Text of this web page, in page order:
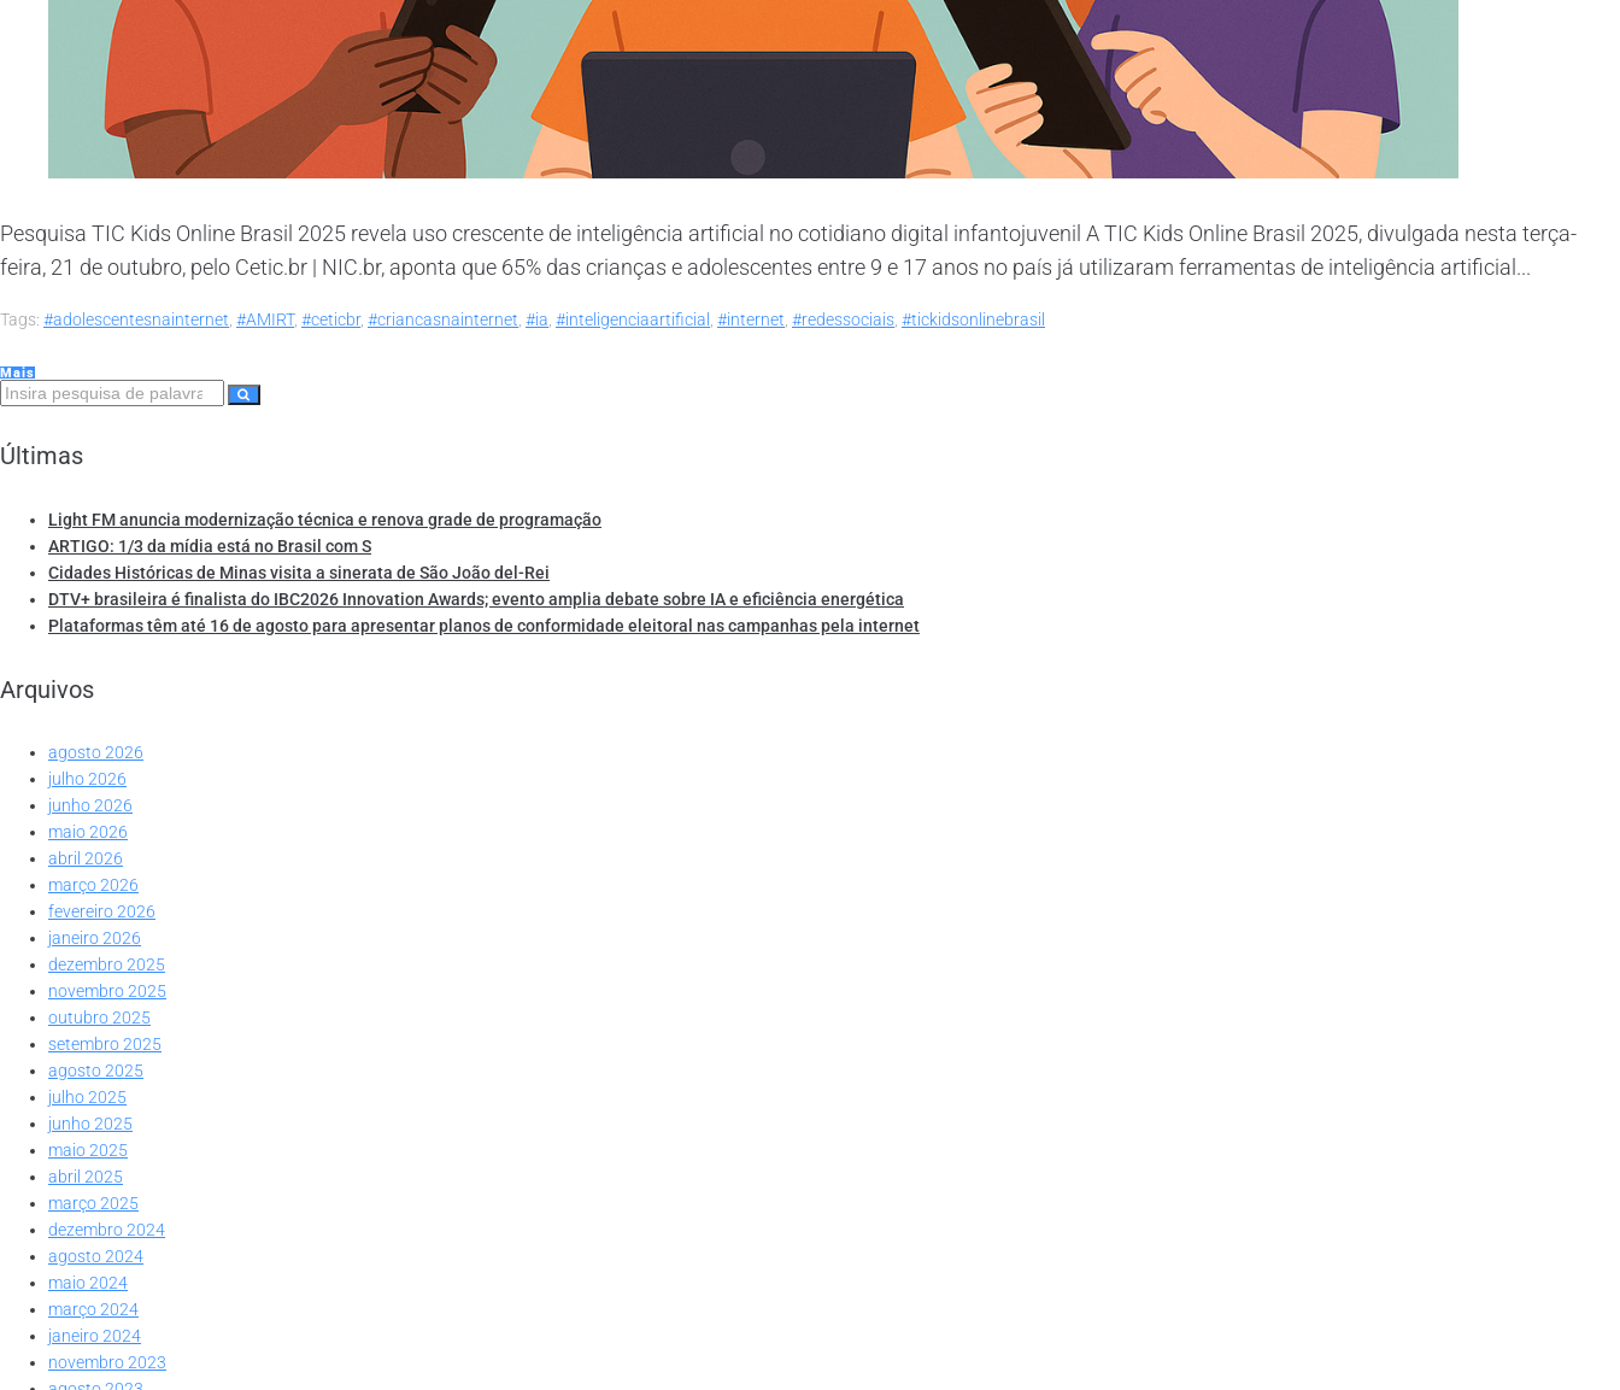
Pesquisa TIC Kids Online Brasil 2025 revela uso crescente de inteligência artificial no cotidiano digital infantojuvenil A TIC Kids Online Brasil 2025, divulgada nesta terça-
feira, 21 de outubro, pelo Cetic.br | NIC.br, aponta que 65% das crianças e adolescentes entre 9 e 17 anos no país já utilizaram ferramentas de inteligência artificial...
Tags: #adolescentesnainternet #AMIRT, #ceticbr, #criancasnainternet #ia #inteligenciaartificial #internet #redessociais #tickidsonlinebrasil
Mais
Últimas
Light FM anuncia modernização técnica e renova grade de programação
ARTIGO: 1/3 da mídia está no Brasil com S
Cidades Históricas de Minas visita a sinerata de São João del-Rei
DTV+ brasileira é finalista do IBC2026 Innovation Awards; evento amplia debate sobre IA e eficiência energética
Plataformas têm até 16 de agosto para apresentar planos de conformidade eleitoral nas campanhas pela internet
Arquivos
agosto 2026
julho 2026
junho 2026
maio 2026
abril 2026
março 2026
fevereiro 2026
janeiro 2026
dezembro 2025
novembro 2025
outubro 2025
setembro 2025
agosto 2025
julho 2025
junho 2025
maio 2025
abril 2025
março 2025
dezembro 2024
agosto 2024
maio 2024
março 2024
janeiro 2024
novembro 2023